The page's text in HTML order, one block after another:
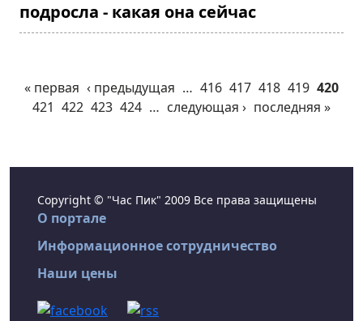
подросла - какая она сейчас
« первая ‹ предыдущая … 416 417 418 419 420
421 422 423 424 … следующая › последняя »
Copyright © "Час Пик" 2009 Все права защищены
О портале
Информационное сотрудничество
Наши цены